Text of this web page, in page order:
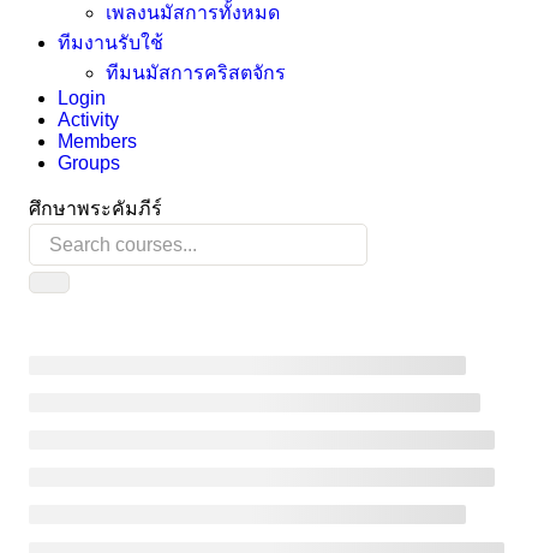
เพลงนมัสการทั้งหมด
ทีมงานรับใช้
ทีมนมัสการคริสตจักร
Login
Activity
Members
Groups
ศึกษาพระคัมภีร์